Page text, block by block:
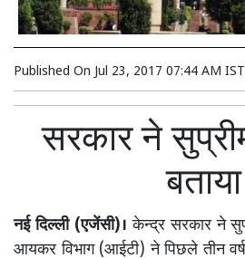
Published On Jul 23, 2017 07:44 AM IST
सरकार ने
बताया
नई दिल्ली (एजेंसी)। केन्द्र सरकार ने
आयकर विभाग (आईटी) ने पिछले तीन